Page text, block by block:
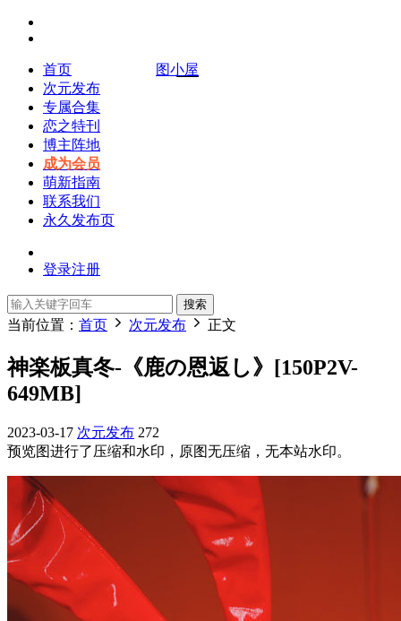
图小屋
首页
次元发布
专属合集
恋之特刊
博主阵地
成为会员
萌新指南
联系我们
永久发布页
登录注册
搜索
当前位置： 首页 次元发布 正文
神楽板真冬-《鹿の恩返し》[150P2V-
649MB]
2023-03-17 次元发布 272
预览图进行了压缩和水印，原图无压缩，无本站水印。